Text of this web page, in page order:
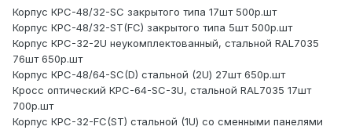
Корпус КРС-48/32-SC закрытого типа 17шт 500р.шт
Корпус КРС-48/32-ST(FC) закрытого типа 5шт 500р.шт
Корпус КРС-32-2U неукомплектованный, стальной RAL7035
76шт 650р.шт
Корпус КРC-48/64-SC(D) стальной (2U) 27шт 650р.шт
Кросс оптический КРС-64-SC-3U, стальной RAL7035 17шт
700р.шт
Корпус КРС-32-FC(ST) стальной (1U) со сменными панелями